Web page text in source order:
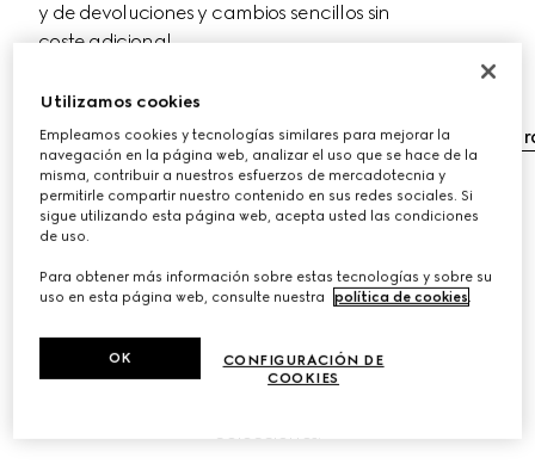
y de devoluciones y cambios sencillos sin
coste adicional.
Envío gratuito
Cambios y devoluciones gratuitos
CONCIERTE UNA CITA
Una experiencia personalizada solo para miembros de
MY GUCCI en la que puede pedir consejo sobre estilismo,
colecciones.
Utilizamos cookies
Empleamos cookies y tecnologías similares para mejorar la
navegación en la página web, analizar el uso que se hace de la
misma, contribuir a nuestros esfuerzos de mercadotecnia y
permitirle compartir nuestro contenido en sus redes sociales. Si
sigue utilizando esta página web, acepta usted las condiciones
de uso.
Para obtener más información sobre estas tecnologías y sobre su
uso en esta página web, consulte nuestra
política de cookies
CONFIGURACIÓN DE
COOKIES
OK